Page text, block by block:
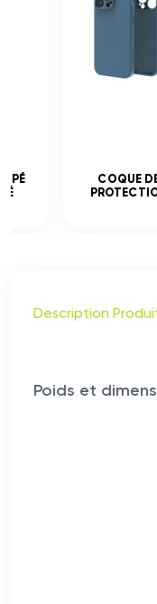
COQUE
Description
Poids et